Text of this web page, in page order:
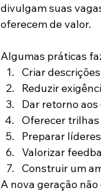
divulgam suas
oferecem de valor.
Algumas práticas
Criar
Reduzir
Dar retorno
Oferecer
Preparar
Valorizar
Construir um
A nova geração